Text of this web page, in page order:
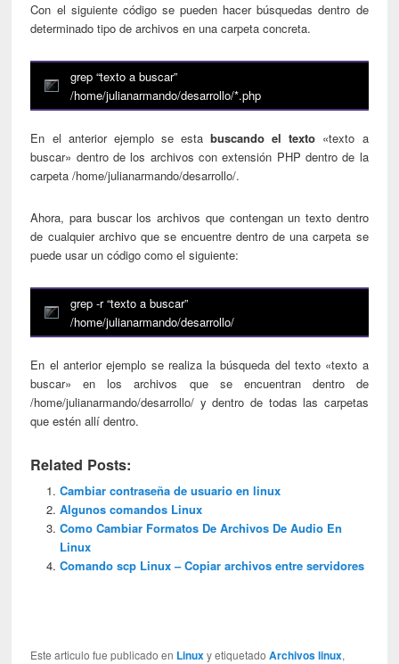
Con el siguiente código se pueden hacer búsquedas dentro de
determinado tipo de archivos en una carpeta concreta.
grep “texto a buscar”
/home/julianarmando/desarrollo/*.php
En el anterior ejemplo se estabuscando el texto «texto a
buscar» dentro de los archivos con extensión PHP dentro de la
carpeta /home/julianarmando/desarrollo/.
Ahora, para buscar los archivos que contengan un texto dentro
de cualquier archivo que se encuentre dentro de una carpeta se
puede usar un código como el siguiente:
grep -r “texto a buscar”
/home/julianarmando/desarrollo/
En el anterior ejemplo se realiza la búsqueda del texto «texto a
buscar» en los archivos que se encuentran dentro de
/home/julianarmando/desarrollo/ y dentro de todas las carpetas
que estén allí dentro.
Related Posts:
Cambiar contraseña de usuario en linux
Algunos comandos Linux
Como Cambiar Formatos De Archivos De Audio En
Linux
Comando scp Linux – Copiar archivos entre servidores
Este articulo fue publicado en Linuxy etiquetadoArchivos linux,